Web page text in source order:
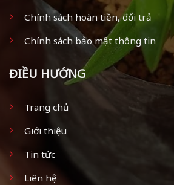
Chính sách hoàn tiền, đổi trả
Chính sách bảo mật thông tin
ĐIỀU HƯỚNG
Trang chủ
Giới thiệu
Tin tức
Liên hệ